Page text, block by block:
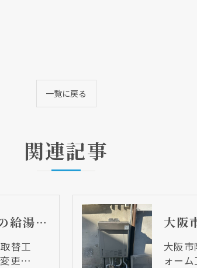
一覧に戻る
関連記事
大阪市阿倍野区 戸建て住宅の給湯器取替工事 普通タイプからｅｃｏジョーズに変更しました
替工
更…
大阪
ォー
クでチラシのページにジャンプします
クでチラシのページにジャンプします